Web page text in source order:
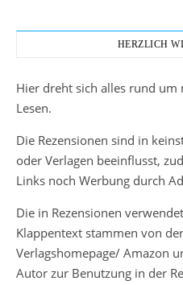
HERZLICH
Hier dreht sich alles rund um
Lesen.
Die Rezensionen sind in
oder Verlagen beeinflusst,
Links noch Werbung durch
Die in Rezensionen
Klappentext stammen von
Verlagshomepage/ Amazon
Autor zur Benutzung in der